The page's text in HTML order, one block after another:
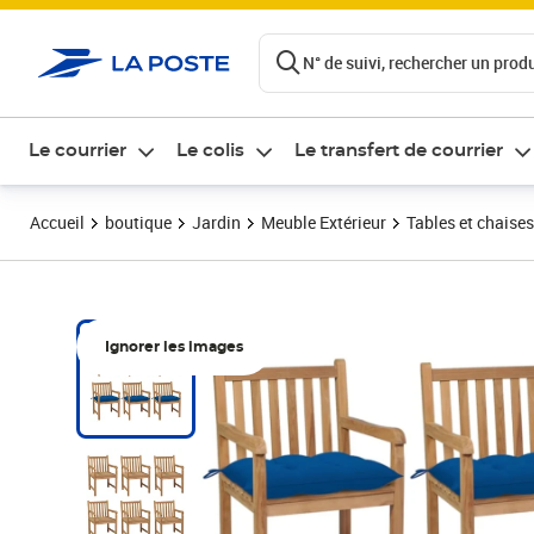
N° de suivi, rechercher un
Le courrier Le colis Le transfert de courrier
Accueil boutique Jardin Meuble Extérieur Tables et
Ignorer les images